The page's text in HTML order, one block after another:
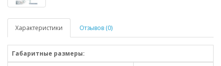
Характеристики Отзывов (0)
Габаритные размеры: